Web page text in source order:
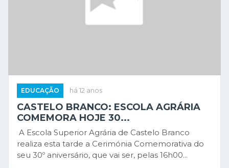
EDUCAÇÃO há 12 anos
CASTELO BRANCO: ESCOLA AGRÁRIA
COMEMORA HOJE 30...
A Escola Superior Agrária de Castelo Branco
realiza esta tarde a Cerimónia Comemorativa do
seu 30º aniversário, que vai ser, pelas 16h00...